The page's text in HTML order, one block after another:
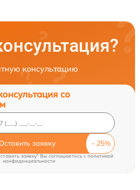
консультацию
со
Оставить заявку
заявку" Вы соглашаетесь cполитикой
конфиденциальности